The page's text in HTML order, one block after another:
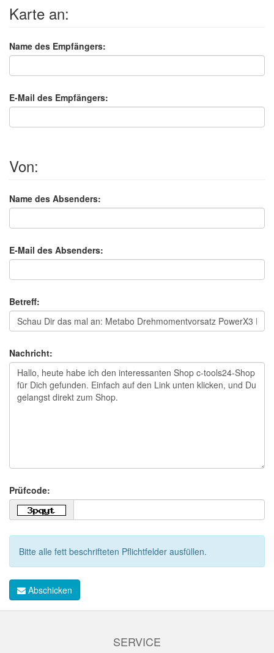
Karte an:
Name des Empfängers:
E-Mail des Empfängers:
Von:
Name des Absenders:
E-Mail des Absenders:
Betreff:
Nachricht:
Prüfcode:
Bitte alle fett beschrifteten Pflichtfelder ausfüllen.
Abschicken
SERVICE